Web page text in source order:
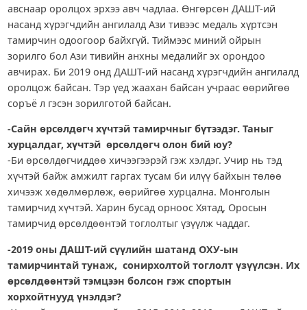
авснаар оролцох эрхээ авч чадлаа. Өнгөрсөн ДАШТ-ий
насанд хүрэгчдийн ангилалд Ази тивээс медаль хүртсэн
тамирчин одоогоор байхгүй. Тиймээс миний ойрын
зорилго бол Ази тивийн анхны медалийг эх орондоо
авчирах. Би 2019 онд ДАШТ-ий насанд хүрэгчдийн ангилалд
оролцож байсан. Тэр үед жаахан байсан учраас өөрийгөө
соръё л гэсэн зорилготой байсан.
-Сайн өрсөлдөгч хүчтэй тамирчныг бүтээдэг. Таныг
хурцалдаг, хүчтэй өрсөлдөгч олон бий юу?
-Би өрсөлдөгчиддөө хичээгээрэй гэж хэлдэг. Учир нь тэд
хүчтэй байж амжилт гаргах тусам би илүү байхын төлөө
хичээж хөдөлмөрлөж, өөрийгөө хурцална. Монголын
тамирчид хүчтэй. Харин бусад орноос Хятад, Оросын
тамирчид өрсөлдөөнтэй тоглолтыг үзүүлж чаддаг.
-2019 оны ДАШТ-ий сүүлийн шатанд ОХУ-ын
тамирчинтай тунаж, сонирхолтой тоглолт үзүүлсэн. Их
өрсөлдөөнтэй тэмцээн болсон гэж спортын
хорхойтнууд үнэлдэг?